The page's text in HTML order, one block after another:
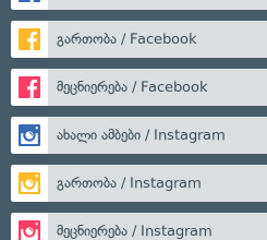
გართობა / Facebook
მეცნიერება / Facebook
ახალი ამბები / Instagram
გართობა / Instagram
მეცნიერება / Instagram